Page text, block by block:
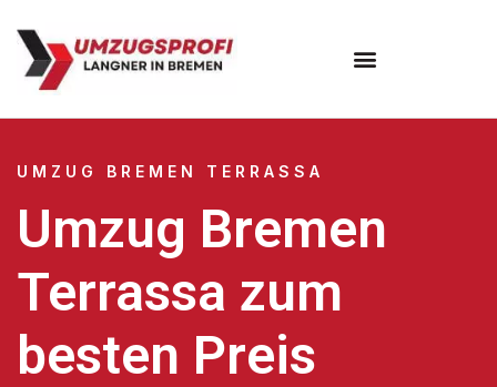
UMZUG BREMEN TERRASSA
Umzug Bremen
Terrassa zum
besten Preis